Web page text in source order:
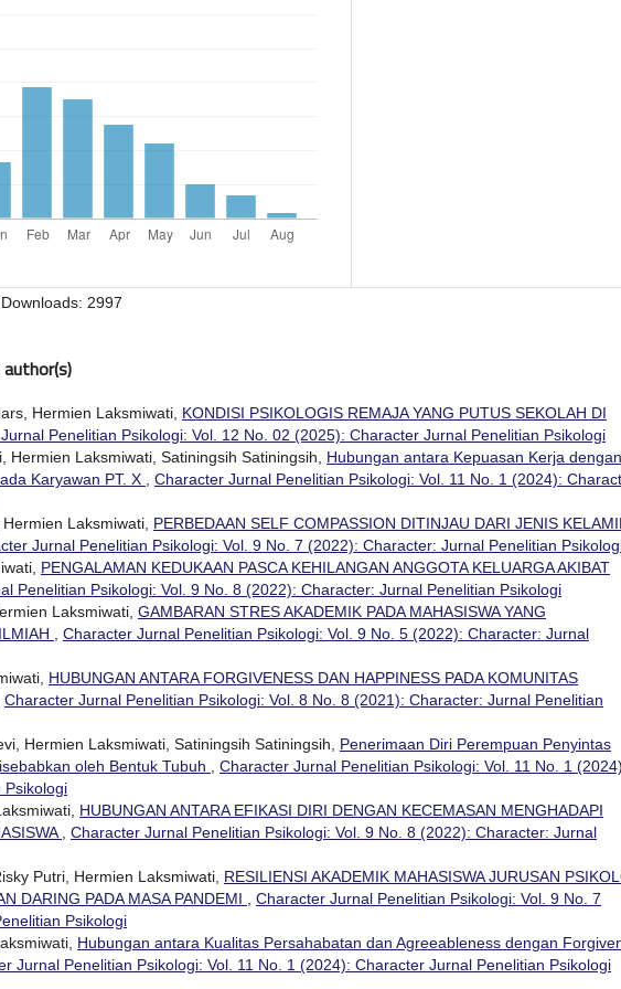
2997
Hermien Laksmiwati, KONDISI PSIKOLOGIS REMAJA YANG PUTUS SEKOLAH DI
Penelitian Psikologi: Vol. 12 No. 02 (2025): Character Jurnal Penelitian Psikologi
Hermien Laksmiwati, Satiningsih Satiningsih, Hubungan antara Kepuasan Kerja dengan
Karyawan PT. X
Character Jurnal Penelitian Psikologi: Vol. 11 No. 1 (2024):
Laksmiwati, PERBEDAAN SELF COMPASSION DITINJAU DARI JENIS
Jurnal Penelitian Psikologi: Vol. 9 No. 7 (2022): Character: Jurnal Penelitian
PENGALAMAN KEDUKAAN PASCA KEHILANGAN ANGGOTA KELUARGA AKIBAT
Penelitian Psikologi: Vol. 9 No. 8 (2022): Character: Jurnal Penelitian Psikologi
Laksmiwati, GAMBARAN STRES AKADEMIK PADA MAHASISWA YANG
Character Jurnal Penelitian Psikologi: Vol. 9 No. 5 (2022): Character: Jurnal
HUBUNGAN ANTARA FORGIVENESS DAN HAPPINESS PADA KOMUNITAS
Character Jurnal Penelitian Psikologi: Vol. 8 No. 8 (2021): Character: Jurnal Penelitian
Hermien Laksmiwati, Satiningsih Satiningsih, Penerimaan Diri Perempuan Penyintas
oleh Bentuk Tubuh
Character Jurnal Penelitian Psikologi: Vol. 11 No. 1
Psikologi
HUBUNGAN ANTARA EFIKASI DIRI DENGAN KECEMASAN MENGHADAPI
Character Jurnal Penelitian Psikologi: Vol. 9 No. 8 (2022): Character: Jurnal
Putri, Hermien Laksmiwati, RESILIENSI AKADEMIK MAHASISWA JURUSAN
DARING PADA MASA PANDEMI
Character Jurnal Penelitian Psikologi: Vol. 9 No. 7
Psikologi
Hubungan antara Kualitas Persahabatan dan Agreeableness dengan
Jurnal Penelitian Psikologi: Vol. 11 No. 1 (2024): Character Jurnal Penelitian Psikologi